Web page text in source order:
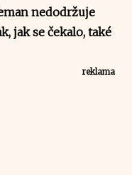
nedodržuje
jak se čekalo, také
reklama